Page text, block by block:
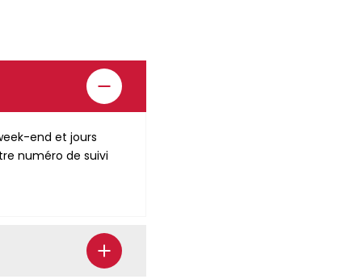
end et jours
numéro de suivi